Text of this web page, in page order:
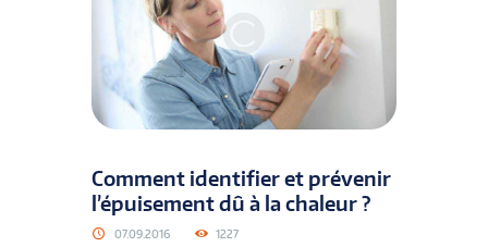
Comment identifier et prévenir
l’épuisement dû à la chaleur ?
07.09.2016 1227